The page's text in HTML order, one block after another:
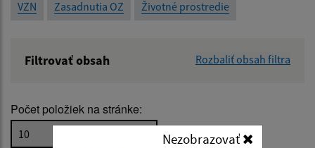
VZN Zasadnutia OZ Životné prostredie
Filtrovať obsah Rozbaliť obsah filtra
Popis:
Počet položiek na stránke:
Nezobrazovať